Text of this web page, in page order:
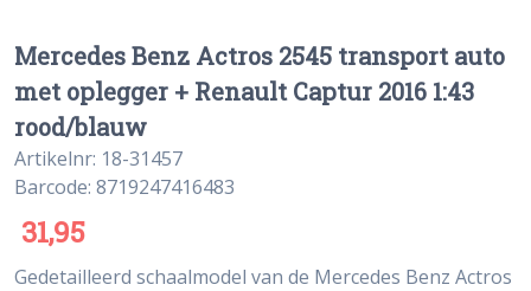
Mercedes Benz Actros 2545 transport auto
met oplegger + Renault Captur 2016 1:43
rood/blauw
Artikelnr: 18-31457
Barcode: 8719247416483
31,95
Gedetailleerd schaalmodel van de Mercedes Benz Actros